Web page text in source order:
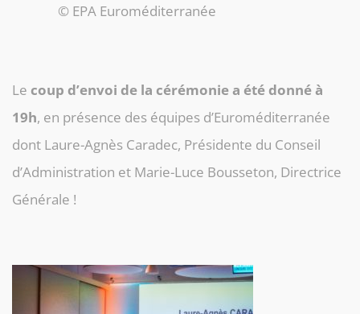
© EPA Euroméditerranée
Le coup d’envoi de la cérémonie a été donné à
19h, en présence des équipes d’Euroméditerranée
dont Laure-Agnès Caradec, Présidente du Conseil
d’Administration et Marie-Luce Bousseton, Directrice
Générale !